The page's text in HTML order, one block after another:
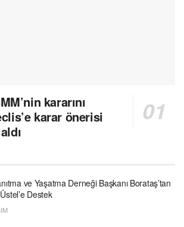
kararını
karar önerisi
ve Yaşatma Derneği Başkanı Borataş’tan
Destek